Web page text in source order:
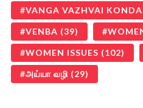
VANGA VAZHVAI
VENBA (39)
WOMEN ISSUES (102)
அய்யா வழி (29)